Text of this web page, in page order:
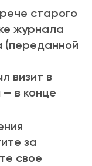
старого
журнала
(переданной
визит в
в конце
за
свое